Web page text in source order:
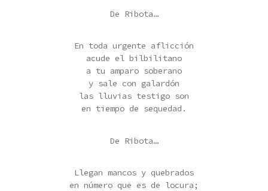
De Ribota…
En toda urgente aflicción
acude el bilbilitano
a tu amparo soberano
y sale con galardón
las lluvias testigo son
en tiempo de sequedad.
De Ribota…
Llegan mancos y quebrados
en número que es de locura;